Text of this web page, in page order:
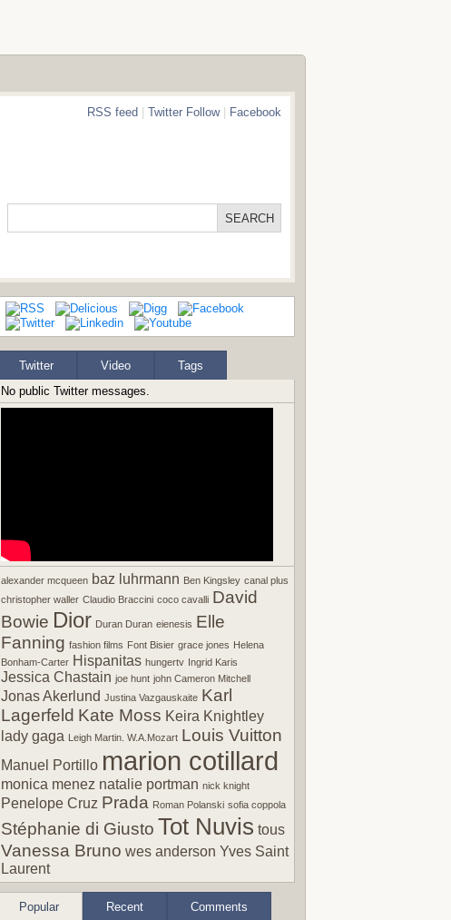
RSS feed Twitter Follow| Facebook
Twitter Video
Tags
No public Twitter messages.
alexander mcqueen baz luhrmann Ben Kingsley canal plus
christopher waller Claudio Braccini coco cavalli David
Bowie Dior Duran Duran eienesis Elle
Fanning fashion films Font Bisier grace jones Helena
Bonham-Carter Hispanitas hungertv Ingrid Karis
Jessica Chastain joe hunt john Cameron Mitchell
Jonas Akerlund Justina Vazgauskaite Karl
Lagerfeld Kate Moss Keira Knightley
lady gaga Leigh Martin. W.A.Mozart Louis Vuitton
Manuel Portillo marion cotillard
monica menez natalie portman nick knight
Penelope Cruz Prada Roman Polanski sofia coppola
Stéphanie di Giusto Tot Nuvis tous
Vanessa Bruno wes anderson Yves Saint
Laurent
Popular Recent Comments